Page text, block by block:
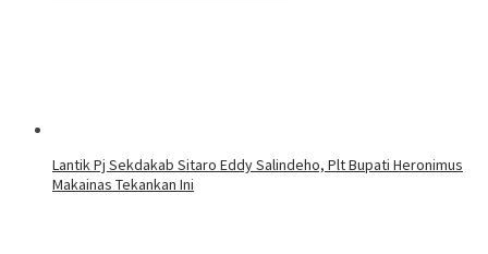
Lantik Pj Sekdakab Sitaro Eddy Salindeho, Plt Bupati Heronimus
Makainas Tekankan Ini